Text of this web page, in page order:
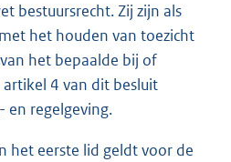
bestuursrecht. Zij zijn als
het houden van toezicht
het bepaalde bij of
4 van dit besluit
en regelgeving.
het eerste lid geldt voor de